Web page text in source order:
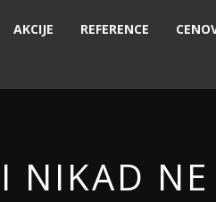
AKCIJE REFERENCE
I NIKAD